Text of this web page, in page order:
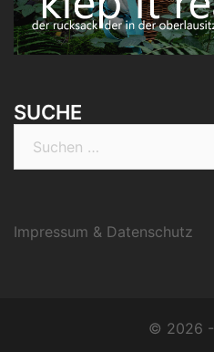
SUCHE
Impressum & Datenschutz
© 2026 -